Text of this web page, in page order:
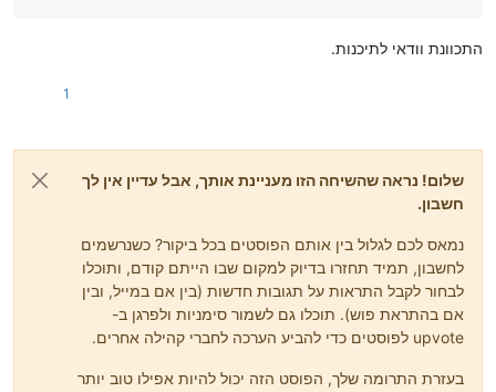
התכוונת וודאי לתיכנות.
1
שלום! נראה שהשיחה הזו מעניינת אותך, אבל עדיין אין לך
חשבון.
נמאס לכם לגלול בין אותם הפוסטים בכל ביקור? כשנרשמים
לחשבון, תמיד תחזרו בדיוק למקום שבו הייתם קודם, ותוכלו
לבחור לקבל התראות על תגובות חדשות (בין אם במייל, ובין
אם בהתראת פוש). תוכלו גם לשמור סימניות ולפרגן ב-
upvote לפוסטים כדי להביע הערכה לחברי קהילה אחרים.
בעזרת התרומה שלך, הפוסט הזה יכול להיות אפילו טוב יותר